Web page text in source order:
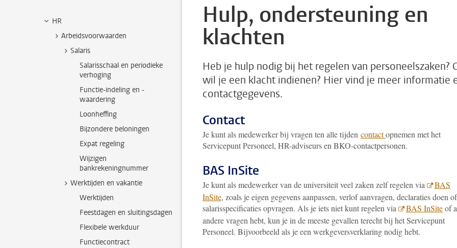
HR
Arbeidsvoorwaarden
Salaris
Salarisschaal en periodieke
verhoging
Functie-indeling en -
waardering
Loonheffing
Bijzondere beloningen
Expat regeling
Wijzigen
bankrekeningnummer
Werktijden en vakantie
Werktijden
Feestdagen en sluitingsdagen
Flexibele werkduur
Functiecontract
Hulp, ondersteuning en
klachten
Heb je hulp nodig bij het regelen van personeelszaken?
wil je een klacht indienen? Hier vind je meer informatie
contactgegevens.
Contact
Je kunt als medewerker bij vragen ten alle tijden contactopnemen met het
Servicepunt Personeel, HR-adviseurs en BKO-contactpersonen.
BAS InSite
Je kunt als medewerker van de universiteit veel zaken zelf regelen via
BAS
InSite, zoals je eigen gegevens aanpassen, verlof aanvragen, declaraties doen of
salarisspecificaties opvragen. Als je iets niet kunt regelen via BAS InSiteof
andere vragen hebt, kun je in de meeste gevallen terecht bij het Servicepunt
Personeel. Bijvoorbeeld als je een werkgeversverklaring nodig hebt.